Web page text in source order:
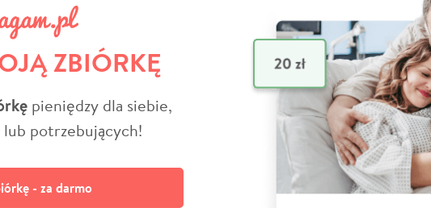
ZBIÓRKĘ
pieniędzy dla siebie,
potrzebujących!
- za darmo